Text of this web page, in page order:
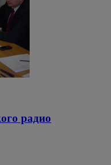
радио